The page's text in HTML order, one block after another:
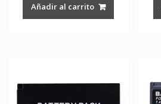
Añadir al carrito